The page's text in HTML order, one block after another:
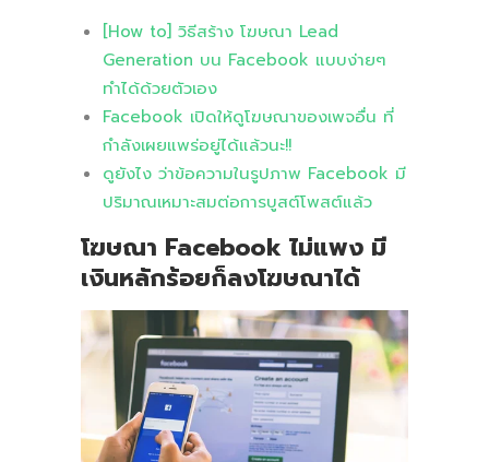
[How to] วิธีสร้าง โฆษณา Lead
Generation บน Facebook แบบง่ายๆ
ทำได้ด้วยตัวเอง
Facebook เปิดให้ดูโฆษณาของเพจอื่น ที่
กำลังเผยแพร่อยู่ได้แล้วนะ!!
ดูยังไง ว่าข้อความในรูปภาพ Facebook มี
ปริมาณเหมาะสมต่อการบูสต์โพสต์แล้ว
โฆษณา Facebook ไม่แพง มี
เงินหลักร้อยก็ลงโฆษณาได้